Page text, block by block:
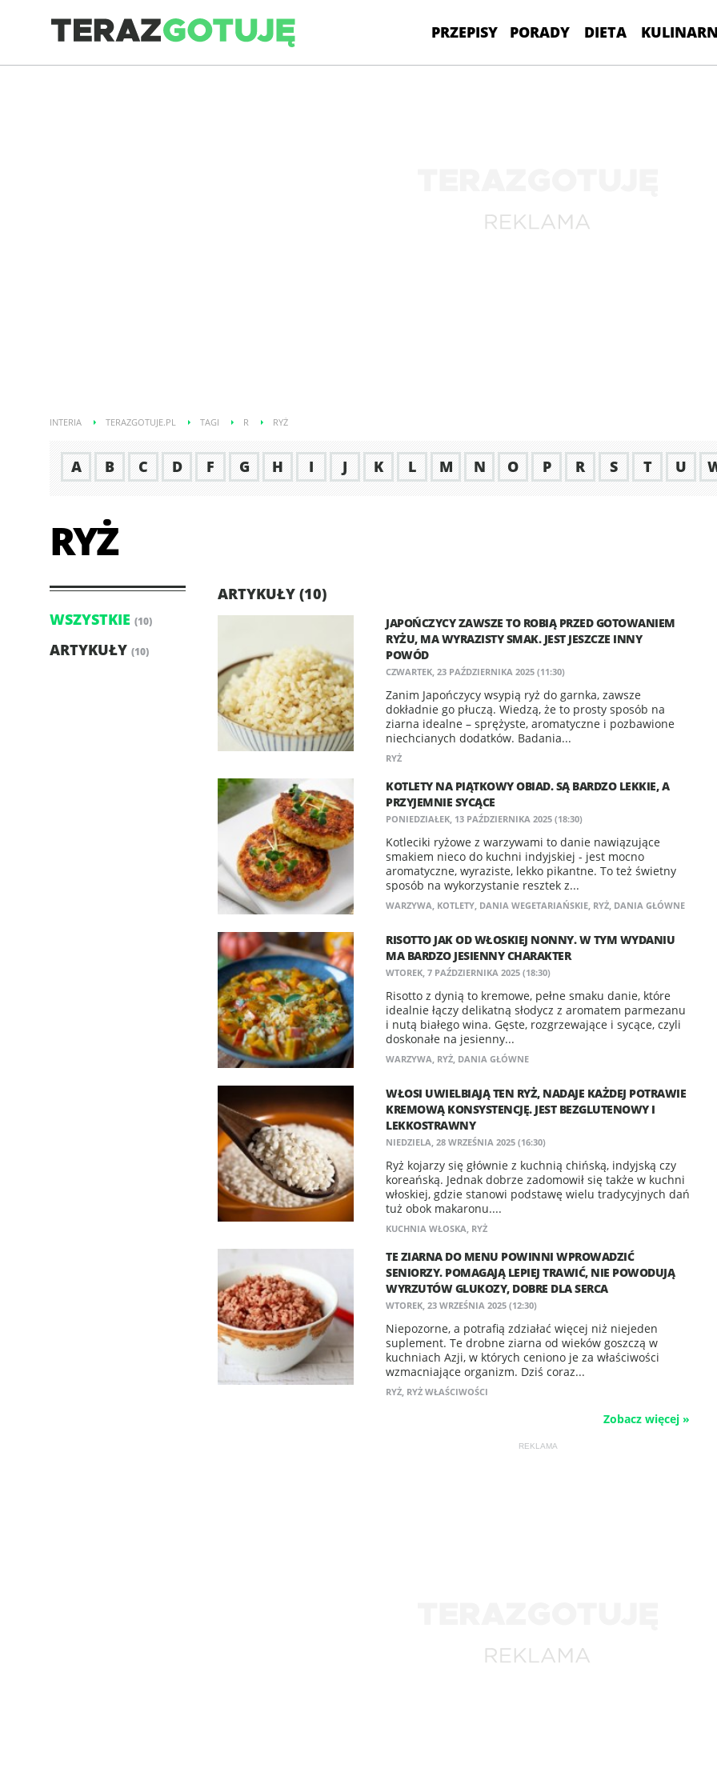
PRZEPISY PORADY DIETA
INTERIA TERAZGOTUJE.PL TAGI R RYŻ
A B C D F G H I J K L M N O P R S T U
RYŻ
WSZYSTKIE (10)
ARTYKUŁY (10)
ARTYKUŁY (10)
JAPOŃCZYCY ZAWSZE TO ROBIĄ PRZED GOTOWANIEM
RYŻU, MA WYRAZISTY SMAK. JEST JESZCZE INNY
POWÓD
CZWARTEK, 23 PAŹDZIERNIKA 2025 (11:30)
Zanim Japończycy wsypią ryż do garnka, zawsze
dokładnie go płuczą. Wiedzą, że to prosty sposób na
ziarna idealne – sprężyste, aromatyczne i pozbawione
niechcianych dodatków. Badania...
RYŻ
KOTLETY NA PIĄTKOWY OBIAD. SĄ BARDZO LEKKIE, A
PRZYJEMNIE SYCĄCE
PONIEDZIAŁEK, 13 PAŹDZIERNIKA 2025 (18:30)
Kotleciki ryżowe z warzywami to danie nawiązujące
smakiem nieco do kuchni indyjskiej - jest mocno
aromatyczne, wyraziste, lekko pikantne. To też świetny
sposób na wykorzystanie resztek z...
WARZYWA, KOTLETY, DANIA WEGETARIAŃSKIE, RYŻ, DANIA GŁÓWNE
RISOTTO JAK OD WŁOSKIEJ NONNY. W TYM WYDANIU
MA BARDZO JESIENNY CHARAKTER
WTOREK, 7 PAŹDZIERNIKA 2025 (18:30)
Risotto z dynią to kremowe, pełne smaku danie, które
idealnie łączy delikatną słodycz z aromatem parmezanu
i nutą białego wina. Gęste, rozgrzewające i sycące, czyli
doskonałe na jesienny...
WARZYWA, RYŻ, DANIA GŁÓWNE
WŁOSI UWIELBIAJĄ TEN RYŻ, NADAJE KAŻDEJ POTRAWIE
KREMOWĄ KONSYSTENCJĘ. JEST BEZGLUTENOWY I
LEKKOSTRAWNY
NIEDZIELA, 28 WRZEŚNIA 2025 (16:30)
Ryż kojarzy się głównie z kuchnią chińską, indyjską czy
koreańską. Jednak dobrze zadomowił się także w kuchni
włoskiej, gdzie stanowi podstawę wielu tradycyjnych dań
tuż obok makaronu....
KUCHNIA WŁOSKA, RYŻ
TE ZIARNA DO MENU POWINNI WPROWADZIĆ
SENIORZY. POMAGAJĄ LEPIEJ TRAWIĆ, NIE POWODUJĄ
WYRZUTÓW GLUKOZY, DOBRE DLA SERCA
WTOREK, 23 WRZEŚNIA 2025 (12:30)
Niepozorne, a potrafią zdziałać więcej niż niejeden
suplement. Te drobne ziarna od wieków goszczą w
kuchniach Azji, w których ceniono je za właściwości
wzmacniające organizm. Dziś coraz...
RYŻ, RYŻ WŁAŚCIWOŚCI
Zobacz więcej »
REKLAMA